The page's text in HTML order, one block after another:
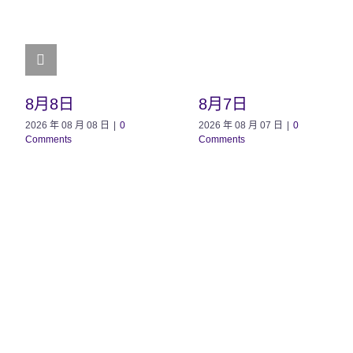
8月8日
2026 年 08 月 08 日
0
Comments
8月7日
2026 年 08 月 07 日
0
Comments